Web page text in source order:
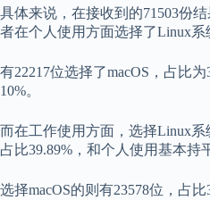
具体来说，在接收到的71503份
者在个人使用方面选择了Linux系
有22217位选择了macOS，占比
10%。
而在工作使用方面，选择Linux系
占比39.89%，和个人使用基本持
选择macOS的则有23578位，占